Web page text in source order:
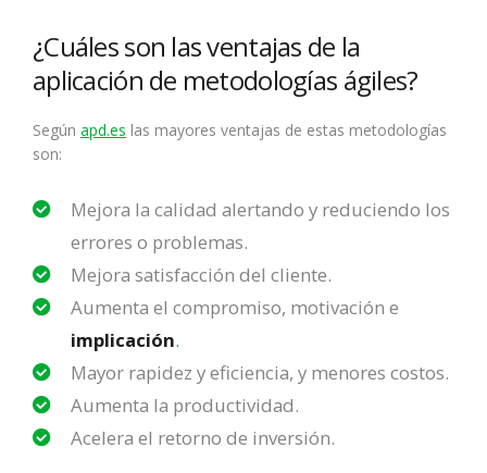
¿Cuáles son las ventajas de la
aplicación de metodologías ágiles?
Según apd.es las mayores ventajas de estas metodologías
son:
Mejora la calidad alertando y reduciendo los
errores o problemas.
Mejora satisfacción del cliente.
Aumenta el compromiso, motivación e
implicación.
Mayor rapidez y eficiencia, y menores costos.
Aumenta la productividad.
Acelera el retorno de inversión.